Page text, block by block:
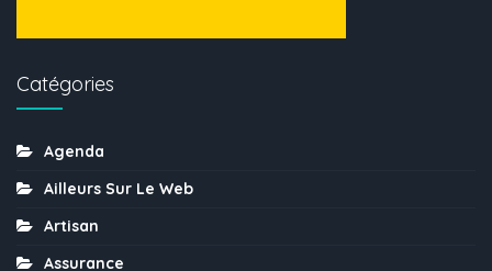
Catégories
Agenda
Ailleurs Sur Le Web
Artisan
Assurance